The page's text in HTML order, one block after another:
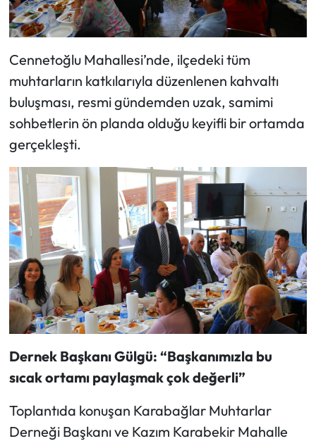
Cennetoğlu Mahallesi’nde, ilçedeki tüm
muhtarların katkılarıyla düzenlenen kahvaltı
buluşması, resmi gündemden uzak, samimi
sohbetlerin ön planda olduğu keyifli bir ortamda
gerçekleşti.
Dernek Başkanı Gülgü: “Başkanımızla bu
sıcak ortamı paylaşmak çok değerli”
Toplantıda konuşan Karabağlar Muhtarlar
Derneği Başkanı ve Kazım Karabekir Mahalle